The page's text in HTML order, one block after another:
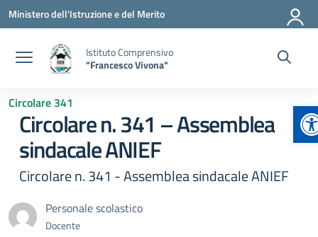
Vai ai contenuti
Vai al menu di navigazione
Vai al footer
Ministero dell'Istruzione e del Merito
Istituto Comprensivo
"Francesco Vivona"
Circolare 341
Circolare n. 341 – Assemblea
sindacale ANIEF
Circolare n. 341 - Assemblea sindacale ANIEF
Personale scolastico
Docente